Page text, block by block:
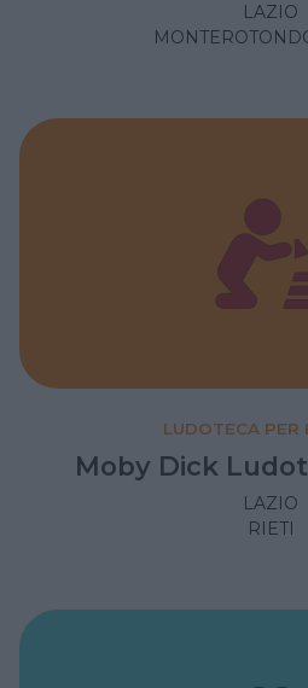
LAZIO
LUDOTECA PER
Moby Dick
LAZIO
RIETI